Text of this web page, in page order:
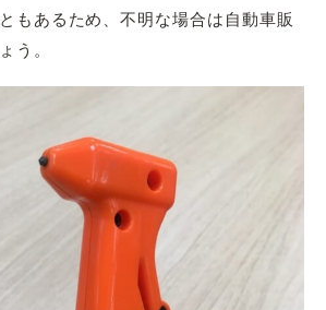
もあるため、不明な場合は自動車販
う。